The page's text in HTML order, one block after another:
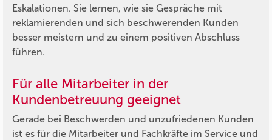
Eskalationen. Sie lernen, wie sie Gespräche mit
reklamierenden und sich beschwerenden Kunden
besser meistern und zu einem positiven Abschluss
führen.
Für alle Mitarbeiter in der
Kundenbetreuung geeignet
Gerade bei Beschwerden und unzufriedenen Kunden
ist es für die Mitarbeiter und Fachkräfte im Service und